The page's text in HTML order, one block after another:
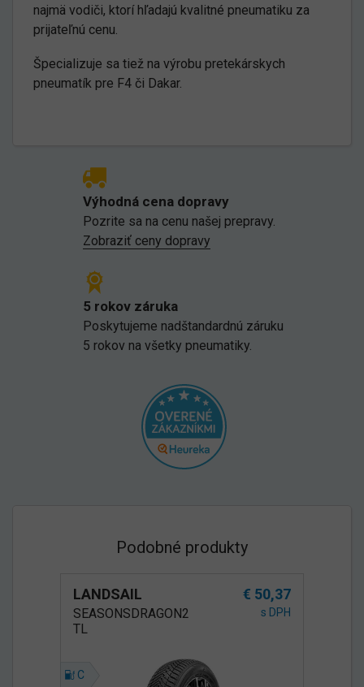
najmä vodiči, ktorí hľadajú kvalitné pneumatiku za
prijateľnú cenu.
Špecializuje sa tiež na výrobu pretekárskych
pneumatík pre F4 či Dakar.
Výhodná cena dopravy
Pozrite sa na cenu našej prepravy.
Zobraziť ceny dopravy
5 rokov záruka
Poskytujeme nadštandardnú záruku
5 rokov na všetky pneumatiky.
Podobné produkty
LANDSAIL € 50,37
SEASONSDRAGON2
TL
s DPH
C